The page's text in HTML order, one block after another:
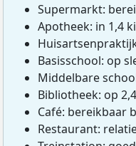
Supermarkt:
Apotheek: in 1,4
Basisschool: op
Middelbare
Bibliotheek: op
Café: bereikbaar
Restaurant: